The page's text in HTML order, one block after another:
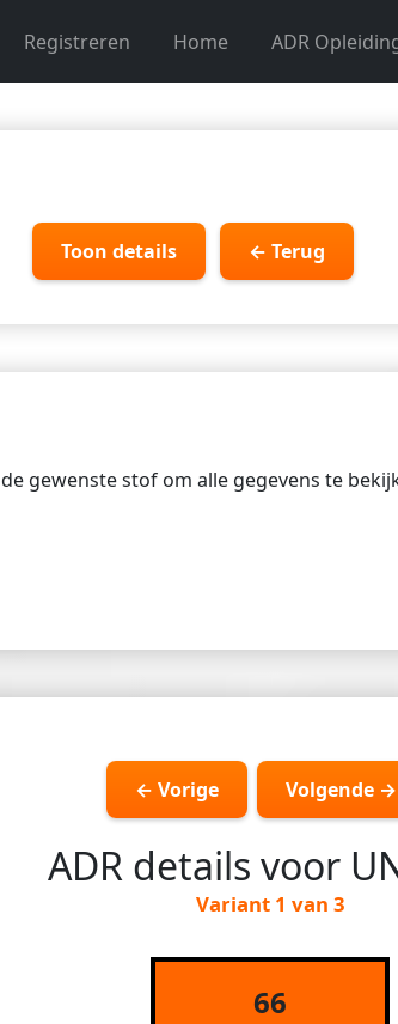
Registreren Home ADR
Toon details ← Terug
gewenste stof om alle gegevens te
← Vorige Volgende →
ADR details voor
Variant 1 van 3
66